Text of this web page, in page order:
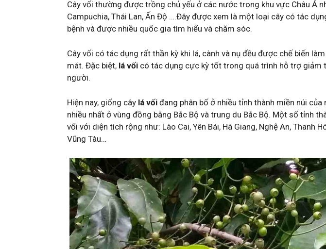
Cây vối thường được trồng chủ yếu ở các nước trong khu vực Châu Á
Campuchia, Thái Lan, Ấn Độ ….Đây được xem là một loại cây có tác
bệnh và được nhiều quốc gia tìm hiểu và chăm sóc.
Cây vối có tác dụng rất thần kỳ khi lá, cành và nụ đều được chế biến
mát. Đặc biệt, lá vối có tác dụng cực kỳ tốt trong quá trình hỗ trợ giảm
người.
Hiện nay, giống cây lá vối đang phân bố ở nhiều tỉnh thành miền núi
nhiều nhất ở vùng đồng bằng Bắc Bộ và trung du Bắc Bộ. Một số tỉnh
vối với diện tích rộng như: Lào Cai, Yên Bái, Hà Giang, Nghệ An, Thanh
Vũng Tàu…